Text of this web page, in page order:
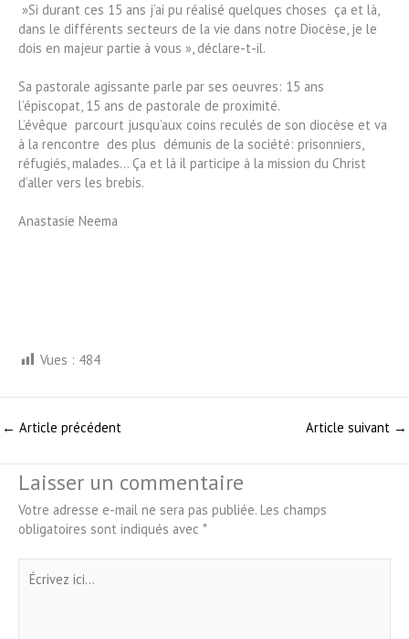
‎ »Si durant ces 15 ans j’ai pu réalisé quelques choses ça et là,
dans le différents secteurs de la vie dans notre Diocèse, je le
dois en majeur partie à vous », déclare-t-il.
‎Sa pastorale agissante parle par ses oeuvres: 15 ans
l’épiscopat, 15 ans de pastorale de proximité.
‎L’évêque parcourt jusqu’aux coins reculés de son diocèse et va
à la rencontre des plus démunis de la société: prisonniers,
réfugiés, malades… Ça et là il participe à la mission du Christ
d’aller vers les brebis.
‎Anastasie Neema
Vues : 484
← Article précédent Article suivant →
Laisser un commentaire
Votre adresse e-mail ne sera pas publiée. Les champs
obligatoires sont indiqués avec *
Écrivez
ici…